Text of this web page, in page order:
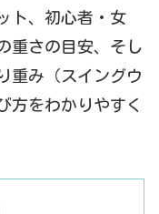
ト、初心者・女
重さの目安、そし
重み（スイングウ
方をわかりやすく